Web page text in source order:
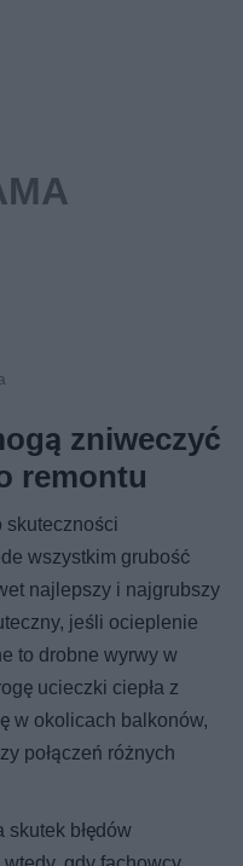
zniweczyć
remontu
skuteczności
wszystkim grubość
najlepszy i najgrubszy
jeśli ocieplenie
to drobne wyrwy w
ucieczki ciepła z
w okolicach balkonów,
połączeń różnych
błędów